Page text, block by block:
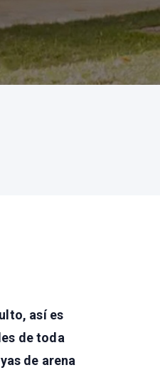
así es
de toda
de arena